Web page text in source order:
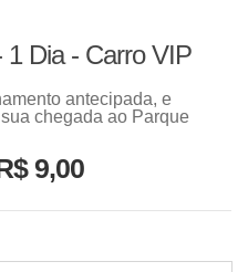
Dia - Carro VIP
antecipada, e
chegada ao Parque
9,00